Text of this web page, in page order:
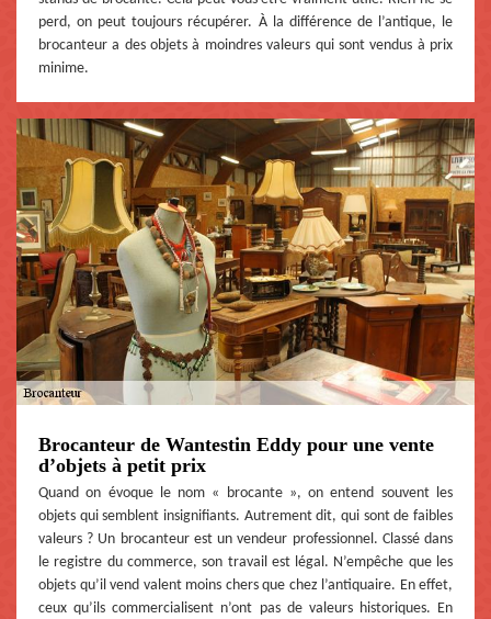
perd, on peut toujours récupérer. À la différence de l’antique, le
brocanteur a des objets à moindres valeurs qui sont vendus à prix
minime.
Brocanteur de Wantestin Eddy pour une vente
d’objets à petit prix
Quand on évoque le nom « brocante », on entend souvent les
objets qui semblent insignifiants. Autrement dit, qui sont de faibles
valeurs ? Un brocanteur est un vendeur professionnel. Classé dans
le registre du commerce, son travail est légal. N’empêche que les
objets qu’il vend valent moins chers que chez l’antiquaire. En effet,
ceux qu’ils commercialisent n’ont pas de valeurs historiques. En